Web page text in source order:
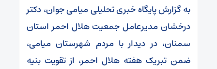
به گزارش پایگاه خبری تحلیلی میامی جوان، دکتر
درخشان مدیرعامل جمعیت هلال احمر استان
سمنان، در دیدار با مردم شهرستان میامی،
ضمن تبریک هفته هلال احمر، از تقویت بنیه